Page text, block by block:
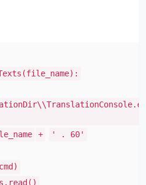
+
' . 60'